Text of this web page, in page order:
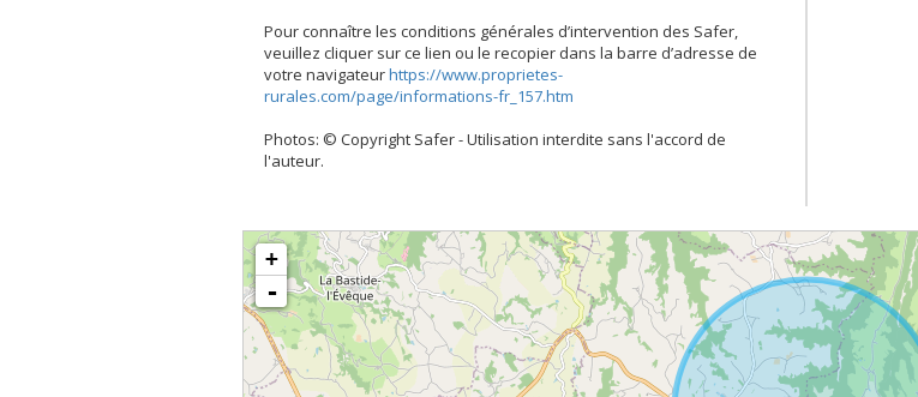
Pour connaître les conditions générales d’intervention des Safer,
veuillez cliquer sur ce lien ou le recopier dans la barre d’adresse de
votre navigateurhttps://www.proprietes-
rurales.com/page/informations-fr_157.htm
Photos: © Copyright Safer - Utilisation interdite sans l'accord de
l'auteur.
+
-